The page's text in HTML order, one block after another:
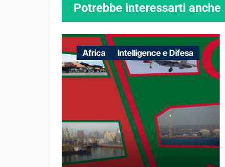
Potrebbe interessarti anche
Africa Intelligence e Difesa